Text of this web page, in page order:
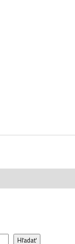
Hľadať